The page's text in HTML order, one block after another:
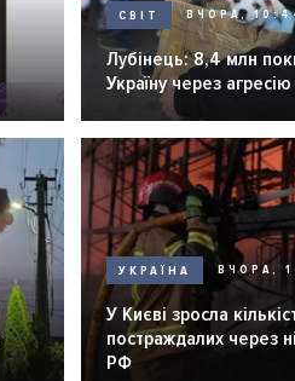
СВІТ ВЧОРА,
Лубінець: 8,4 млн
Україну через агресію
УКРАЇНА ВЧОРА,
У Києві зросла
постраждалих через
РФ